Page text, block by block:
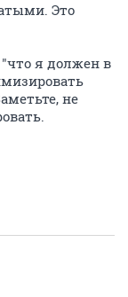
Это
"что я должен в
не